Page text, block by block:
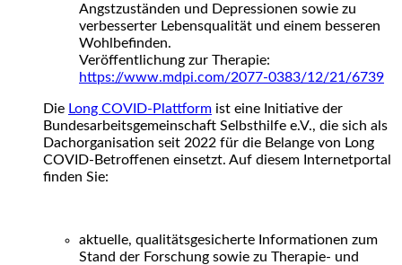
Angstzuständen und Depressionen sowie zu
verbesserter Lebensqualität und einem besseren
Wohlbefinden.
Veröffentlichung zur Therapie:
https://www.mdpi.com/2077-0383/12/21/6739
Die Long COVID-Plattform ist eine Initiative der
Bundesarbeitsgemeinschaft Selbsthilfe e.V., die sich als
Dachorganisation seit 2022 für die Belange von Long
COVID-Betroffenen einsetzt. Auf diesem Internetportal
finden Sie:
aktuelle, qualitätsgesicherte Informationen zum
Stand der Forschung sowie zu Therapie- und